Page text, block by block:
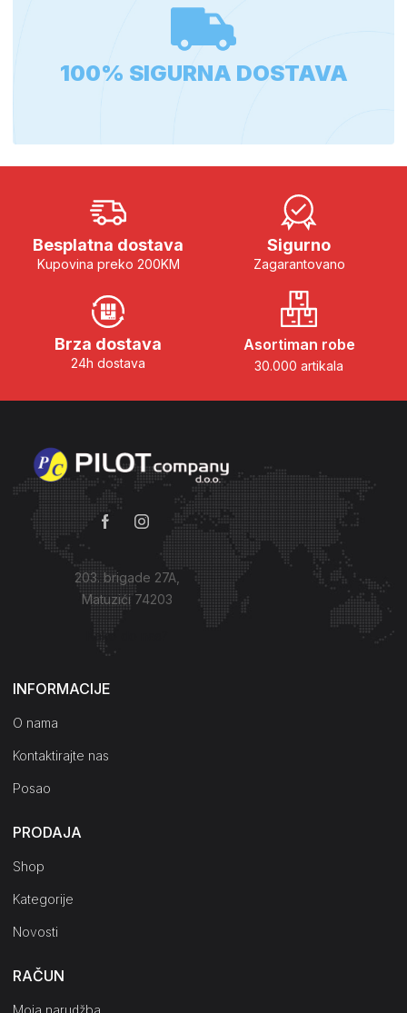
100% SIGURNA DOSTAVA
Besplatna dostava
Kupovina preko 200KM
Sigurno
Zagarantovano
Brza dostava
24h dostava
Asortiman robe
30.000 artikala
203. brigade 27A,
Matuzići 74203
Kako do nas?
INFORMACIJE
O nama
Kontaktirajte nas
Posao
PRODAJA
Shop
Kategorije
Novosti
RAČUN